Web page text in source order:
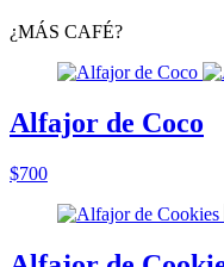
¿MÁS CAFÉ?
Alfajor de Coco
$700